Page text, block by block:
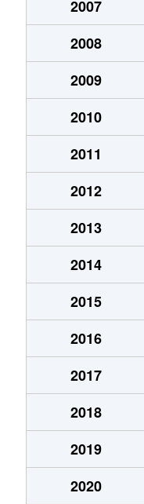
手稲本町２条
手稲本町３条
富丘２条
富丘２条
富丘２条
富丘２条
富丘２条
西宮の沢６条
星置１条
星置１条
星置１条
星置２条
前田５条
2007
2008
2009
2010
2011
2012
2013
2014
2015
2016
2017
2018
2019
2020